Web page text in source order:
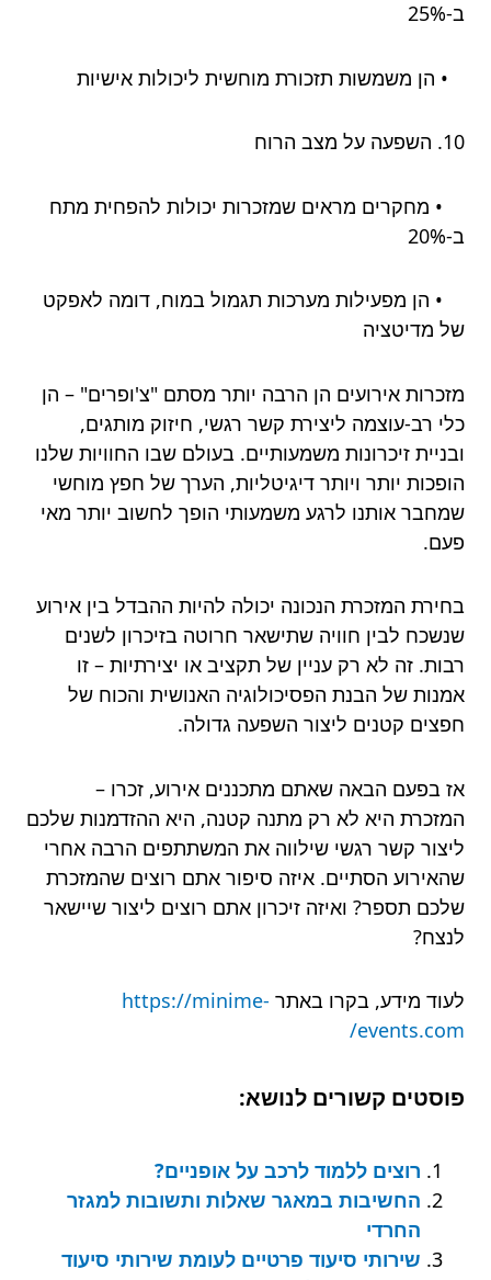
ב-25%
• הן משמשות תזכורת מוחשית ליכולות אישיות
10. השפעה על מצב הרוח
• מחקרים מראים שמזכרות יכולות להפחית מתח
ב-20%
• הן מפעילות מערכות תגמול במוח, דומה לאפקט
של מדיטציה
מזכרות אירועים הן הרבה יותר מסתם "צ'ופרים" – הן
כלי רב-עוצמה ליצירת קשר רגשי, חיזוק מותגים,
ובניית זיכרונות משמעותיים. בעולם שבו החוויות שלנו
הופכות יותר ויותר דיגיטליות, הערך של חפץ מוחשי
שמחבר אותנו לרגע משמעותי הופך לחשוב יותר מאי
פעם.
בחירת המזכרת הנכונה יכולה להיות ההבדל בין אירוע
שנשכח לבין חוויה שתישאר חרוטה בזיכרון לשנים
רבות. זה לא רק עניין של תקציב או יצירתיות – זו
אמנות של הבנת הפסיכולוגיה האנושית והכוח של
חפצים קטנים ליצור השפעה גדולה.
אז בפעם הבאה שאתם מתכננים אירוע, זכרו –
המזכרת היא לא רק מתנה קטנה, היא ההזדמנות שלכם
ליצור קשר רגשי שילווה את המשתתפים הרבה אחרי
שהאירוע הסתיים. איזה סיפור אתם רוצים שהמזכרת
שלכם תספר? ואיזה זיכרון אתם רוצים ליצור שיישאר
לנצח?
לעוד מידע, בקרו באתר https://minime-
events.com/
פוסטים קשורים לנושא:
רוצים ללמוד לרכב על אופניים?
החשיבות במאגר שאלות ותשובות למגזר
החרדי
שירותי סיעוד פרטיים לעומת שירותי סיעוד